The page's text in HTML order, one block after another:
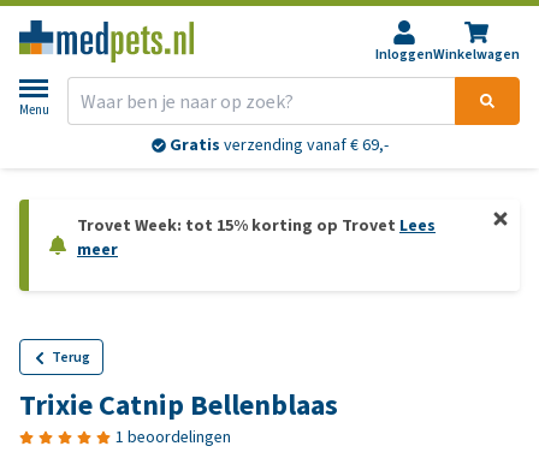
InloggenWinkelwagen
Menu
Gratis verzending vanaf € 69,-
Trovet Week: tot 15% korting op Trovet Lees
meer
Terug
Trixie Catnip Bellenblaas
1 beoordelingen